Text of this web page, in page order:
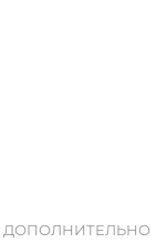
ДОПОЛНИТЕЛЬНО